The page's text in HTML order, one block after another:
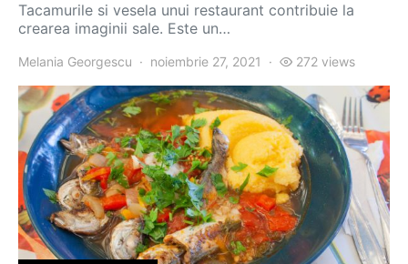
Tacamurile si vesela unui restaurant contribuie la
crearea imaginii sale. Este un…
Melania Georgescu noiembrie 27, 2021 272 views